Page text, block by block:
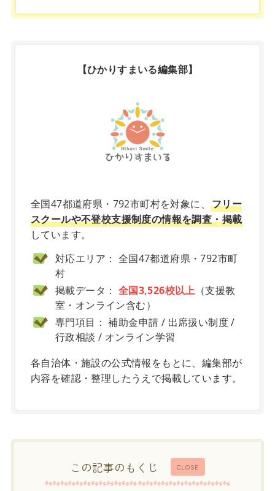
【ひかりすまいる編集部】
全国47都道府県・792市町村を対象に、 フリー
スクールや不登校支援制度の情報を調査・掲載
しています。
対応エリア： 全国47都道府県・792市町
村
掲載データ： 全国3,526校以上 （支援教
室・オンライン含む）
専門項目： 補助金申請 / 出席扱い制度 /
行政相談 / オンライン学習
各自治体・施設の公式情報をもとに、編集部が
内容を確認・整理したうえで掲載しています。
CLOSE
この記事のもくじ